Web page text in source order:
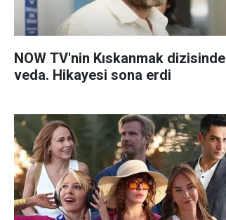
NOW TV'nin Kıskanmak dizisinde
veda. Hikayesi sona erdi